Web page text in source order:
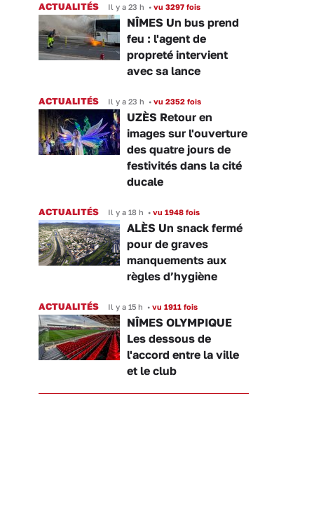
ACTUALITÉS Il y a 23 h • vu 3297 fois
NÎMES Un bus prend
feu : l'agent de
propreté intervient
avec sa lance
ACTUALITÉS Il y a 23 h • vu 2352 fois
UZÈS Retour en
images sur l'ouverture
des quatre jours de
festivités dans la cité
ducale
ACTUALITÉS Il y a 18 h • vu 1948 fois
ALÈS Un snack fermé
pour de graves
manquements aux
règles d’hygiène
ACTUALITÉS Il y a 15 h • vu 1911 fois
NÎMES OLYMPIQUE
Les dessous de
l'accord entre la ville
et le club